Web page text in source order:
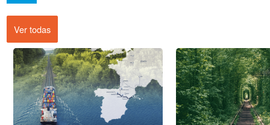
Ver todas